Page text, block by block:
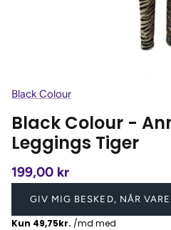
Black Colour
Black Colour -
Leggings Tiger
199,00 kr
GIV MIG BESKED, NÅR